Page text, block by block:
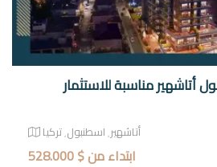
مناسبة للاستثمار
أتاشهير٬ اسطنبول٬ تركيا
ابتداء من $ 528.000